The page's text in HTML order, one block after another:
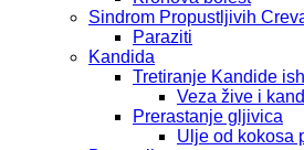
Sindrom Propustljivih
Paraziti
Kandida
Tretiranje Kandide
Veza žive i
Prerastanje gljivica
Ulje od kokosa